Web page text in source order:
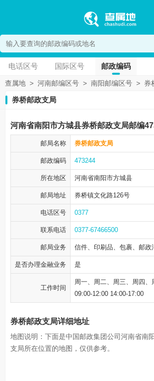
电话区号 国际区号 邮政编码
查属地 > 河南邮编区号 > 南阳邮编区号 > 券
券桥邮政支局
河南省南阳市方城县券桥邮政支局邮编
邮局名称 券桥邮政支局
邮政编码 473244
所在地区 河南省南阳市方城县
邮局地址 券桥镇文化路126号
电话区号 0377
联系电话 0377-67466500
邮局业务 信件、印刷品、包裹、邮政
是否办理金融业务 是
工作时间
周一、周二、周三、周四、
09:00-12:00 14:00-17:00
券桥邮政支局详细地址
地图说明：下面是中国邮政集团公司河南省南
支局所在位置的地图，仅供参考。